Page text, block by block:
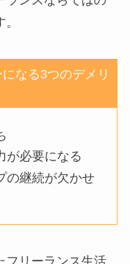
なる3つのデメリ
が必要になる
の継続が欠かせ
フリーランス生活